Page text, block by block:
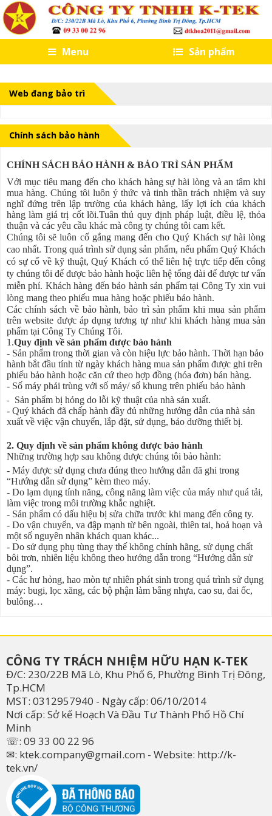
Menu Sản phẩm
Web đang bảo trì
Chính sách bảo hành
CHÍNH SÁCH BẢO HÀNH & BẢO TRÌ SẢN PHẨM
Với mục tiêu mang đến cho khách hàng sự hài lòng và an tâm khi
mua hàng. Chúng tôi luôn ý thức và tinh thần trách nhiệm và suy
nghĩ đứng trên lập trường của khách hàng, lấy lợi ích của khách
hàng làm giá trị cốt lõi.Tuân thủ quy định pháp luật, điều lệ, thỏa
thuận và các yêu cầu khác mà công ty chúng tôi cam kết.
Chúng tôi sẽ luôn cố gắng mang đến cho Quý Khách sự hài lòng
cao nhất. Trong quá trình sử dụng sản phẩm, nếu phẩm Quý Khách
có sự cố về kỹ thuật, Quý Khách có thể liên hệ trực tiếp đến công
ty chúng tôi để được bảo hành hoặc liên hệ tổng đài để được tư vấn
miễn phí. Khách hàng đến bảo hành sản phẩm tại Công Ty xin vui
lòng mang theo phiếu mua hàng hoặc phiếu bảo hành.
Các chính sách về bảo hành, bảo trì sản phẩm khi mua sản phẩm
trên website được áp dụng tương tự như khi khách hàng mua sản
phẩm tại Công Ty Chúng Tôi.
1.Quy định về sản phẩm được bảo hành
- Sản phẩm trong thời gian và còn hiệu lực bảo hành. Thời hạn bảo
hành bắt đầu tính từ ngày khách hàng mua sản phẩm được ghi trên
phiếu bảo hành hoặc căn cứ theo hợp đồng (hóa đơn) bán hàng.
- Số máy phải trùng với số máy/ số khung trên phiếu bảo hành
- Sản phẩm bị hỏng do lỗi kỹ thuật của nhà sản xuất.
- Quý khách đã chấp hành đầy đủ những hướng dẫn của nhà sản
xuất về việc vận chuyển, lắp đặt, sử dụng, bảo dưỡng thiết bị.
2. Quy định về sản phẩm không được bảo hành
Những trường hợp sau không được chúng tôi bảo hành:
- Máy được sử dụng chưa đúng theo hướng dẫn đã ghi trong
“Hướng dẫn sử dụng” kèm theo máy.
- Do lạm dụng tính năng, công năng làm việc của máy như quá tải,
làm việc trong môi trường khắc nghiệt.
- Sản phẩm có dấu hiệu bị sửa chữa trước khi mang đến công ty.
- Do vận chuyển, va đập mạnh từ bên ngoài, thiên tai, hoả hoạn và
một số nguyên nhân khách quan khác...
- Do sử dụng phụ tùng thay thế không chính hãng, sử dụng chất
bôi trơn, nhiên liệu không theo hướng dẫn trong “Hướng dẫn sử
dụng”.
- Các hư hỏng, hao mòn tự nhiên phát sinh trong quá trình sử dụng
máy: bugi, lọc xăng, các bộ phận làm bằng nhựa, cao su, đai ốc,
bulông…
CÔNG TY TRÁCH NHIỆM HỮU HẠN K-TEK
Đ/C: 230/22B Mã Lò, Khu Phố 6, Phường Bình Trị Đông,
Tp.HCM
MST: 0312957940 - Ngày cấp: 06/10/2014
Nơi cấp: Sở kế Hoạch Và Đầu Tư Thành Phố Hồ Chí
Minh
☏: 09 33 00 22 96
✉: ktek.company@gmail.com - Website: http://k-
tek.vn/